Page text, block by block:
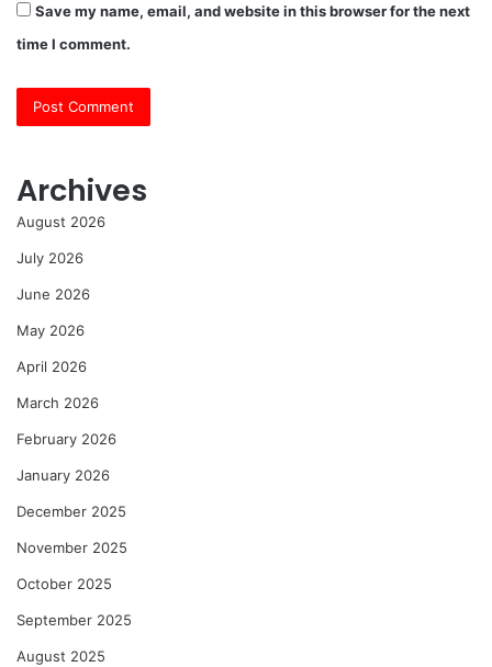
Save my name, email, and website in this browser for the next
time I comment.
Archives
August 2026
July 2026
June 2026
May 2026
April 2026
March 2026
February 2026
January 2026
December 2025
November 2025
October 2025
September 2025
August 2025